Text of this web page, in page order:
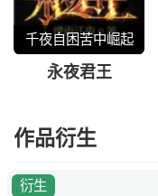
千夜自困苦中崛起
永夜君王
作品衍生
衍生